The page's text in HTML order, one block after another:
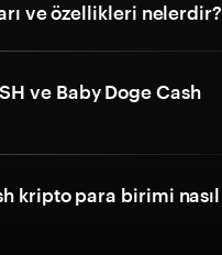
ve özellikleri nelerdir?
ve Baby Doge Cash
kripto para birimi nasıl